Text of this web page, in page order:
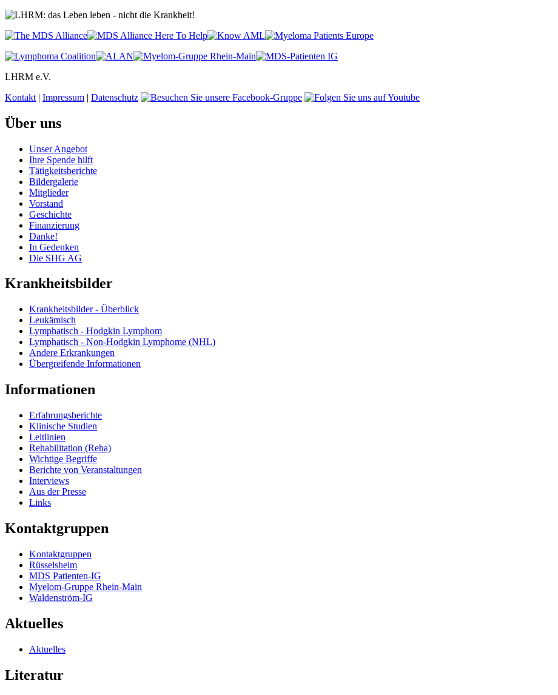
LHRM e.V.
Kontakt | Impressum | Datenschutz
Über uns
Unser Angebot
Ihre Spende hilft
Tätigkeitsberichte
Bildergalerie
Mitglieder
Vorstand
Geschichte
Finanzierung
Danke!
In Gedenken
Die SHG AG
Krankheitsbilder
Krankheitsbilder - Überblick
Leukämisch
Lymphatisch - Hodgkin Lymphom
Lymphatisch - Non-Hodgkin Lymphome (NHL)
Andere Erkrankungen
Übergreifende Informationen
Informationen
Erfahrungsberichte
Klinische Studien
Leitlinien
Rehabilitation (Reha)
Wichtige Begriffe
Berichte von Veranstaltungen
Interviews
Aus der Presse
Links
Kontaktgruppen
Kontaktgruppen
Rüsselsheim
MDS Patienten-IG
Myelom-Gruppe Rhein-Main
Waldenström-IG
Aktuelles
Aktuelles
Literatur